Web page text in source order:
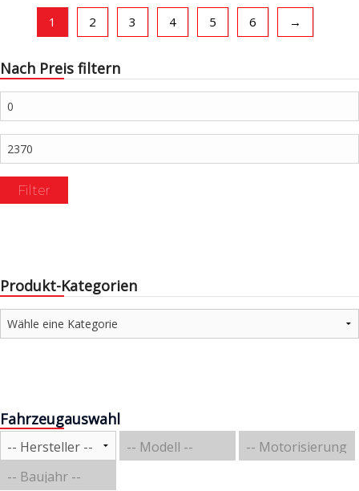
1 2 3 4 5 6 →
Nach Preis filtern
Preis
Preis
Filter
Produkt-Kategorien
Fahrzeugauswahl